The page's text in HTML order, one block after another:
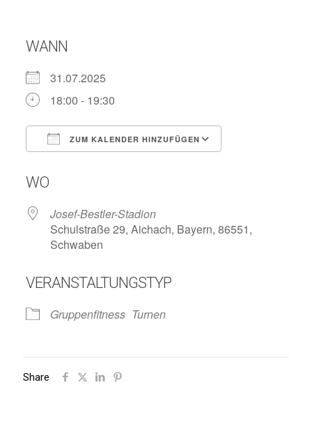
WANN
31.07.2025
18:00 - 19:30
ZUM KALENDER HINZUFÜGEN
WO
Josef-Bestler-Stadion
Schulstraße 29, Aichach, Bayern, 86551,
Schwaben
VERANSTALTUNGSTYP
Gruppenfitness Turnen
Share